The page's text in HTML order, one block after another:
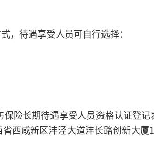
待遇享受人员可自行选择：
险长期待遇享受人员资格认证登
西咸新区沣泾大道沣长路创新大